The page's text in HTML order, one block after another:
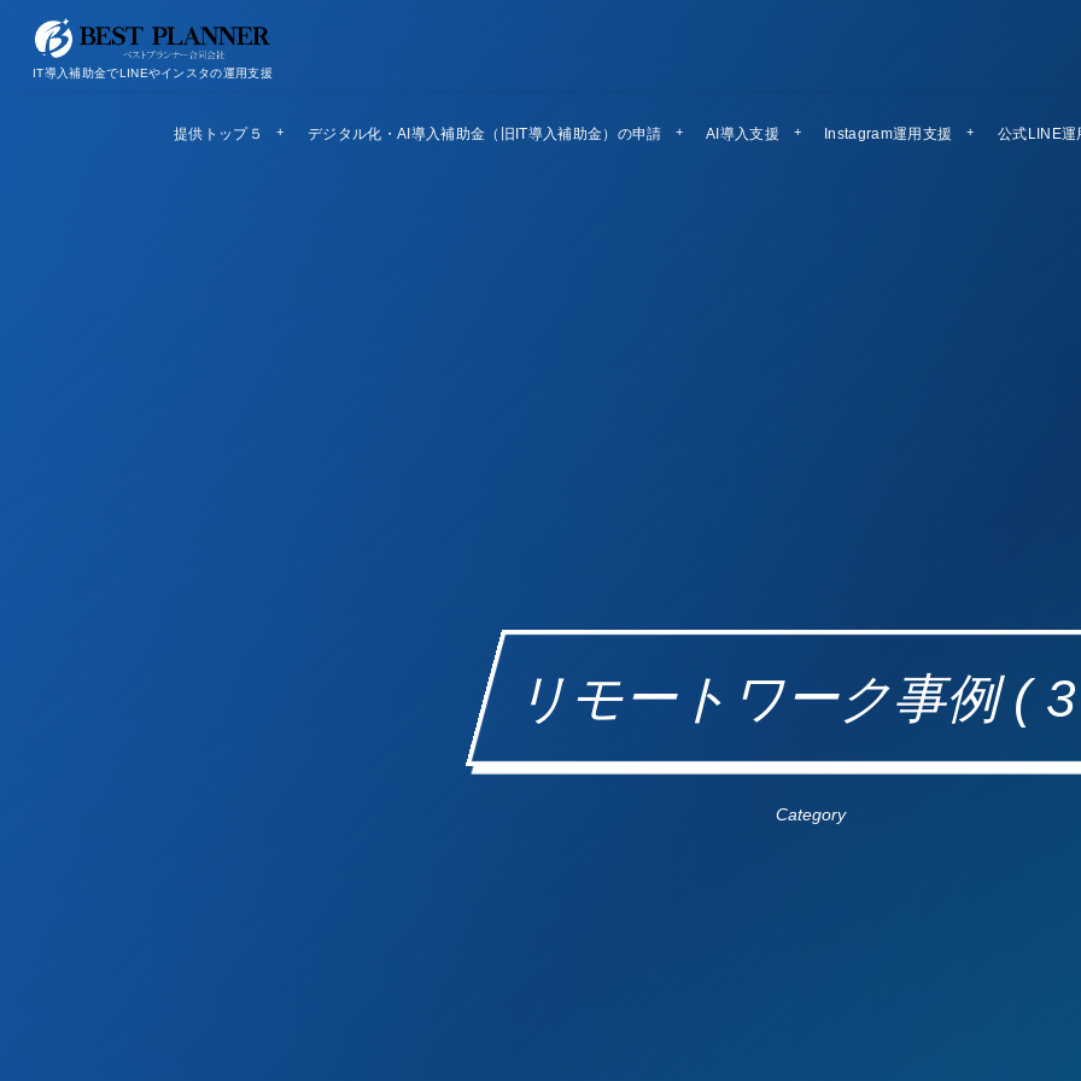
IT導入補助金でLINEやインスタの運用支援
提供トップ５
Top5 デジタル化・AI導入補助金（旧IT導入補助金）の申請 AI導入支援 Instagram運用支援 公式LINE運
リモートワーク事例 (
Category